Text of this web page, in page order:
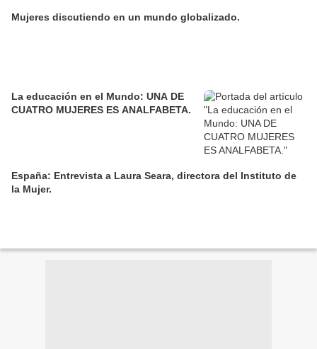
Mujeres discutiendo en un mundo globalizado.
La educación en el Mundo: UNA DE
CUATRO MUJERES ES ANALFABETA.
España: Entrevista a Laura Seara, directora del Instituto de
la Mujer.